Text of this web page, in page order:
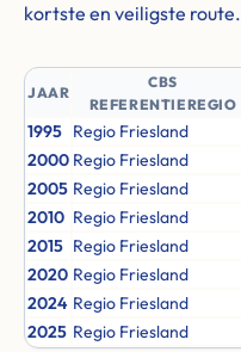
kortste en veiligste route.
JAAR
CBS
REFERENTIEREGIO
1995 Regio Friesland
2000 Regio Friesland
2005 Regio Friesland
2010 Regio Friesland
2015 Regio Friesland
2020 Regio Friesland
2024 Regio Friesland
2025 Regio Friesland